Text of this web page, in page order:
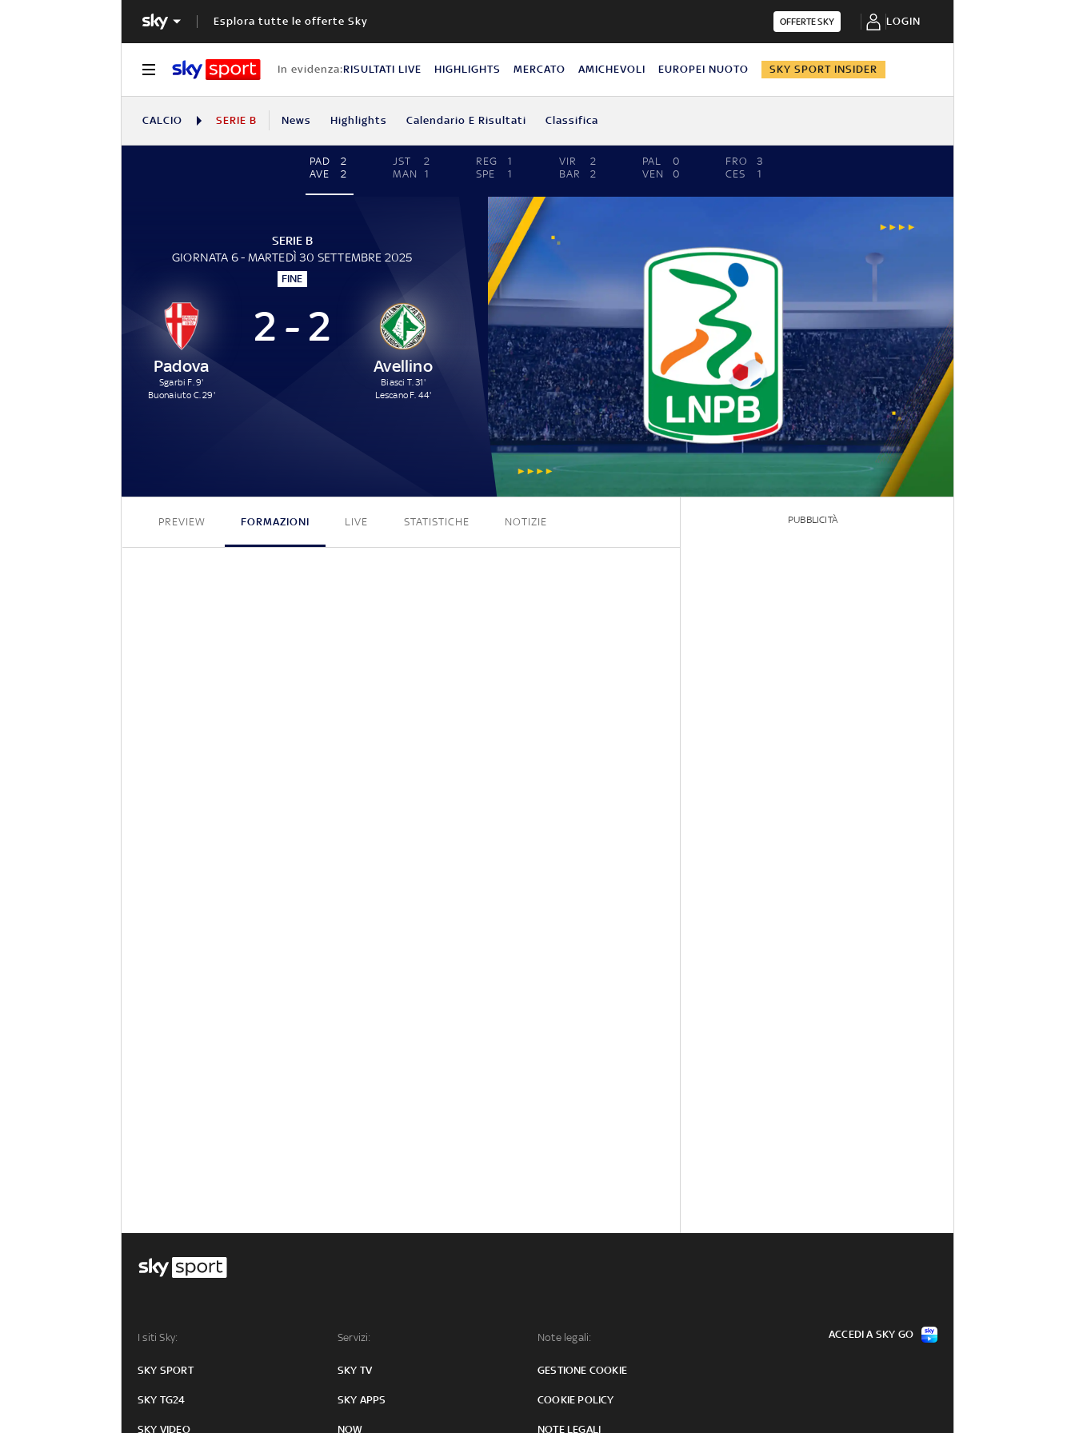
Esplora tutte le offerte Sky OFFERTE SKY LOGIN
In evidenza:RISULTATI LIVE HIGHLIGHTS MERCATO AMICHEVOLI EUROPEI NUOTO SKY SPORT INSIDER
CALCIO SERIE B News Highlights Calendario E Risultati Classifica
PAD
2
AVE
2
JST
2
MAN
1
REG
1
SPE
1
VIR
2
BAR
2
PAL
0
VEN
0
FRO
3
CES
1
SERIE B
GIORNATA 6 - MARTEDÌ 30 SETTEMBRE 2025
FINE
Padova
Sgarbi F. 9'
Buonaiuto C. 29'
2 - 2
Avellino
Biasci T. 31'
Lescano F. 44'
2 - 2
PREVIEW FORMAZIONI LIVE STATISTICHE NOTIZIE PUBBLICITÀ
I siti Sky:
SKY SPORT
SKY TG24
SKY VIDEO
Servizi:
SKY TV
SKY APPS
NOW
Note legali:
GESTIONE COOKIE
COOKIE POLICY
NOTE LEGALI
ACCEDI A SKY GO